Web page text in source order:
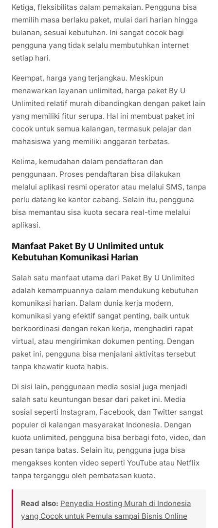
Ketiga, fleksibilitas dalam pemakaian. Pengguna bisa
memilih masa berlaku paket, mulai dari harian hingga
bulanan, sesuai kebutuhan. Ini sangat cocok bagi
pengguna yang tidak selalu membutuhkan internet
setiap hari.
Keempat, harga yang terjangkau. Meskipun
menawarkan layanan unlimited, harga paket By U
Unlimited relatif murah dibandingkan dengan paket lain
yang memiliki fitur serupa. Hal ini membuat paket ini
cocok untuk semua kalangan, termasuk pelajar dan
mahasiswa yang memiliki anggaran terbatas.
Kelima, kemudahan dalam pendaftaran dan
penggunaan. Proses pendaftaran bisa dilakukan
melalui aplikasi resmi operator atau melalui SMS, tanpa
perlu datang ke kantor cabang. Selain itu, pengguna
bisa memantau sisa kuota secara real-time melalui
aplikasi.
Manfaat Paket By U Unlimited untuk
Kebutuhan Komunikasi Harian
Salah satu manfaat utama dari Paket By U Unlimited
adalah kemampuannya dalam mendukung kebutuhan
komunikasi harian. Dalam dunia kerja modern,
komunikasi yang efektif sangat penting, baik untuk
berkoordinasi dengan rekan kerja, menghadiri rapat
virtual, atau mengirimkan dokumen penting. Dengan
paket ini, pengguna bisa menjalani aktivitas tersebut
tanpa khawatir kuota habis.
Di sisi lain, penggunaan media sosial juga menjadi
salah satu keuntungan besar dari paket ini. Media
sosial seperti Instagram, Facebook, dan Twitter sangat
populer di kalangan masyarakat Indonesia. Dengan
kuota unlimited, pengguna bisa berbagi foto, video, dan
pesan tanpa batas. Selain itu, pengguna juga bisa
mengakses konten video seperti YouTube atau Netflix
tanpa terganggu oleh pembatasan kuota.
Read also: Penyedia Hosting Murah di Indonesia
yang Cocok untuk Pemula sampai Bisnis Online